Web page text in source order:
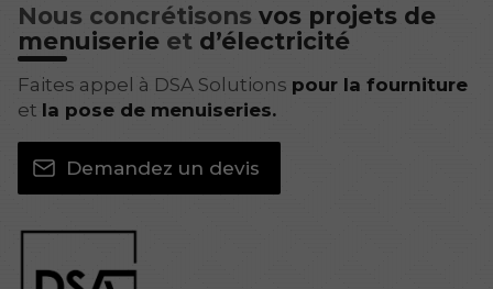
Nous concrétisons vos projets de
menuiserie et d’électricité
Faites appel à DSA Solutions pour la fourniture
et la pose de menuiseries.
Demandez un devis